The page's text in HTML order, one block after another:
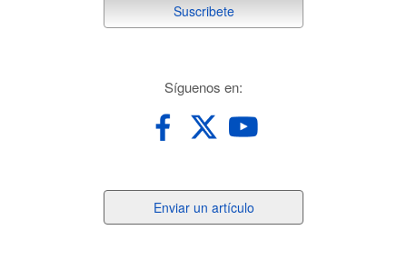
suscribete
Suscribete
Síguenos en:
un
Enviar un artículo